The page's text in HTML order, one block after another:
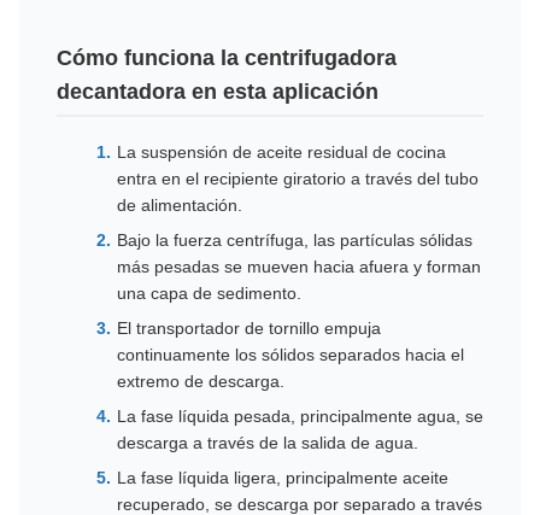
Cómo funciona la centrifugadora
decantadora en esta aplicación
La suspensión de aceite residual de cocina
entra en el recipiente giratorio a través del tubo
de alimentación.
Bajo la fuerza centrífuga, las partículas sólidas
más pesadas se mueven hacia afuera y forman
una capa de sedimento.
El transportador de tornillo empuja
continuamente los sólidos separados hacia el
extremo de descarga.
La fase líquida pesada, principalmente agua, se
descarga a través de la salida de agua.
La fase líquida ligera, principalmente aceite
recuperado, se descarga por separado a través